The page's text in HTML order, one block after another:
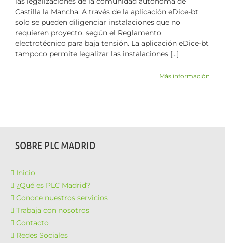
Castilla la Mancha. A través de la aplicación eDice-bt
solo se pueden diligenciar instalaciones que no
requieren proyecto, según el Reglamento
electrotécnico para baja tensión. La aplicación eDice-bt
tampoco permite legalizar las instalaciones [...]
Más información
SOBRE PLC MADRID
Inicio
¿Qué es PLC Madrid?
Conoce nuestros servicios
Trabaja con nosotros
Contacto
Redes Sociales